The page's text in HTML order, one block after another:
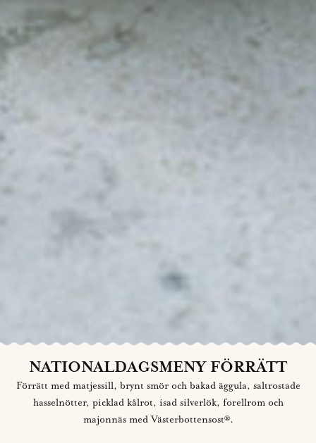
NATIONALDAGSMENY FÖRRÄTT
Förrätt med matjessill, brynt smör och bakad äggula, saltrostade
hasselnötter, picklad kålrot, isad silverlök, forellrom och
majonnäs med Västerbottensost®.